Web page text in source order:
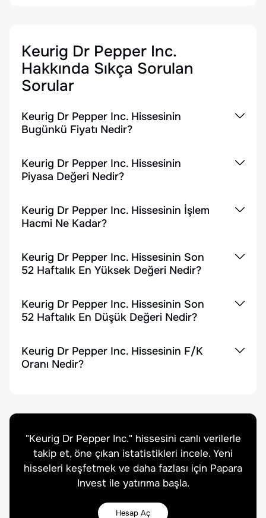
Keurig Dr Pepper Inc.
Hakkında Sıkça Sorulan
Sorular
Keurig Dr Pepper Inc. Hissesinin
Bugünkü Fiyatı Nedir?
Keurig Dr Pepper Inc. Hissesinin
Piyasa Değeri Nedir?
Keurig Dr Pepper Inc. Hissesinin İşlem
Hacmi Ne Kadar?
Keurig Dr Pepper Inc. Hissesinin Son
52 Haftalık En Yüksek Değeri Nedir?
Keurig Dr Pepper Inc. Hissesinin Son
52 Haftalık En Düşük Değeri Nedir?
Keurig Dr Pepper Inc. Hissesinin F/K
Oranı Nedir?
"Keurig Dr Pepper Inc." hissesini canlı verilerle
takip et, öne çıkan istatistikleri incele. Yeni
hisseleri keşfetmek ve daha fazlası için Papara
Invest ile yatırıma başla.
Hesap Aç